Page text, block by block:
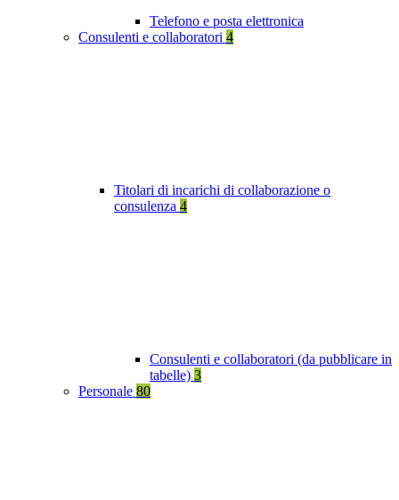
Telefono e posta elettronica
Consulenti e collaboratori 4
Titolari di incarichi di collaborazione o
consulenza 4
Consulenti e collaboratori (da pubblicare in
tabelle) 3
Personale 80